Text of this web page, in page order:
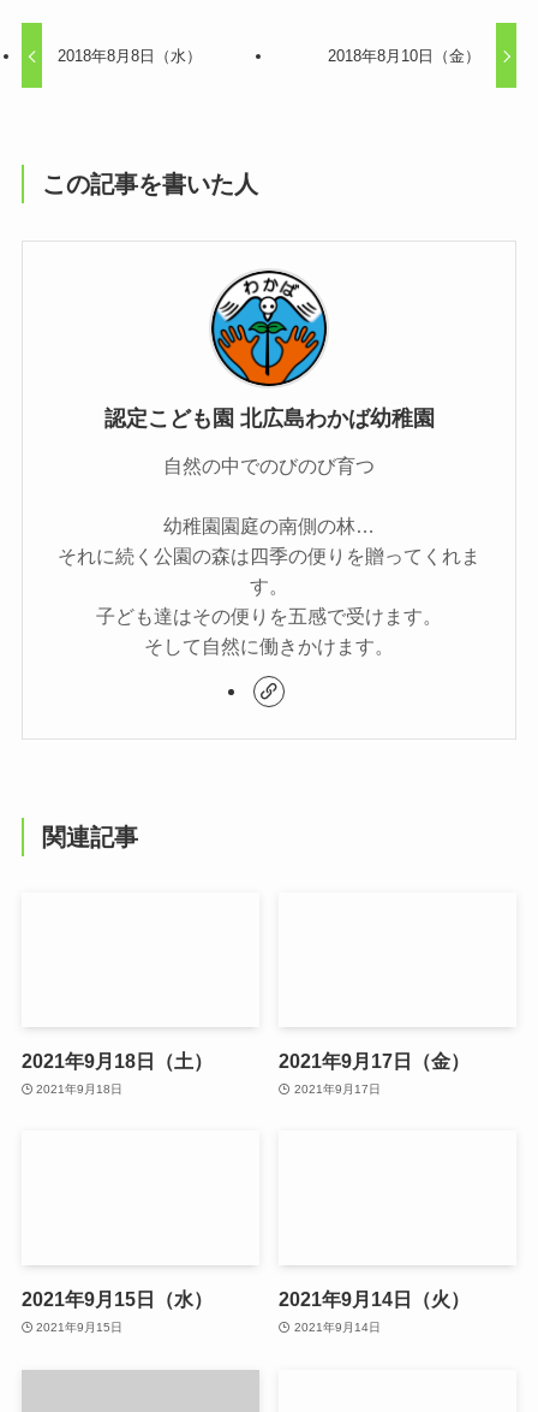
2018年8月8日（水） 2018年8月10日（金）
この記事を書いた人
認定こども園 北広島わかば幼稚園
自然の中でのびのび育つ
幼稚園園庭の南側の林…
それに続く公園の森は四季の便りを贈ってくれま
す。
子ども達はその便りを五感で受けます。
そして自然に働きかけます。
関連記事
2021年9月18日（土）
2021年9月18日
2021年9月17日（金）
2021年9月17日
2021年9月15日（水）
2021年9月15日
2021年9月14日（火）
2021年9月14日